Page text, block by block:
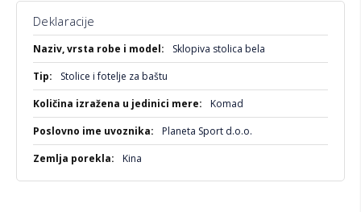
za kraće i srednje sedenje. Lagana konstrukcija omogućava
jednostavno prenošenje i brzo postavljanje gde god je
potrebno.
Karakteristike proizvoda
Osnovne specifikacije
Boja: Bela
Tip: Sklopiva stolica
Deklaracije
Više
informacija
Sklopiva stolica bela
Stolice i fotelje za baštu
Komad
Planeta Sport d.o.o.
Kina